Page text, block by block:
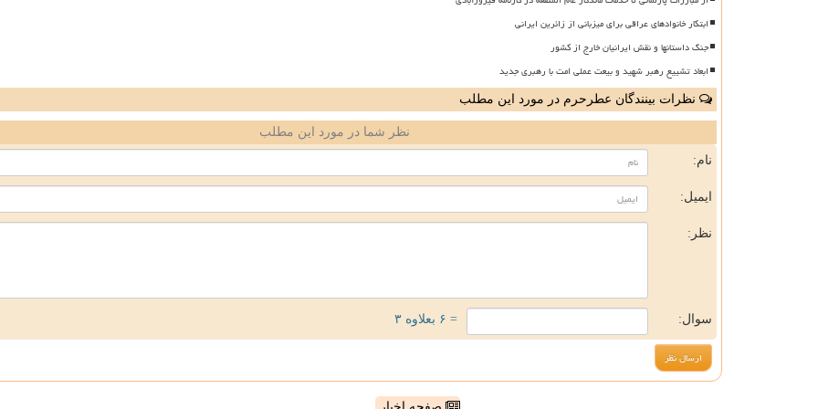
ابتکار خانوادهای عراقی برای میزبانی از زائرین ایرانی
جنگ داستانها و نقش ایرانیان خارج از کشور
ابعاد تشییع رهبر شهید و بیعت عملی امت با رهبری جدید
نظرات بینندگان عطرحرم در مورد این مطلب
نظر شما در مورد این مطلب
نام:
ایمیل:
نظر:
سوال: = ۶ بعلاوه ۳